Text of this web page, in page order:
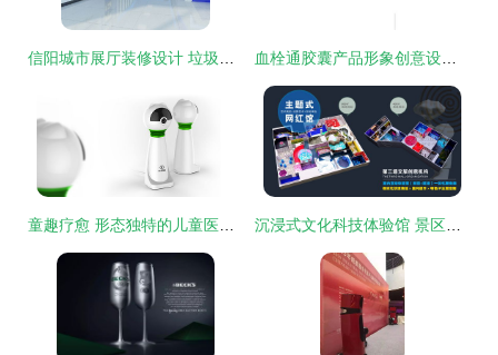
信阳城市展厅装修设计 垃圾分类环保展厅案例，塑造城市形象与策划创意服务 血栓通胶囊产品形象创意设计策划方案
童趣疗愈 形态独特的儿童医疗产品设计创意 沉浸式文化科技体验馆 景区室内文旅创意新潮流